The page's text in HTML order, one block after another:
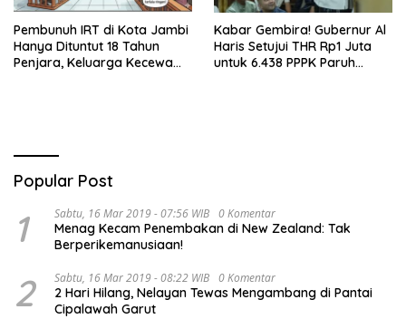
Pembunuh IRT di Kota Jambi
Hanya Dituntut 18 Tahun
Penjara, Keluarga Kecewa
Kabar Gembira! Gubernur Al
Haris Setujui THR Rp1 Juta
untuk 6.438 PPPK Paruh
Popular Post
1 Sabtu, 16 Mar 2019 - 07:56 WIB 0 Komentar
Menag Kecam Penembakan di New Zealand: Tak
Berperikemanusiaan!
2 Sabtu, 16 Mar 2019 - 08:22 WIB 0 Komentar
2 Hari Hilang, Nelayan Tewas Mengambang di Pantai
Cipalawah Garut